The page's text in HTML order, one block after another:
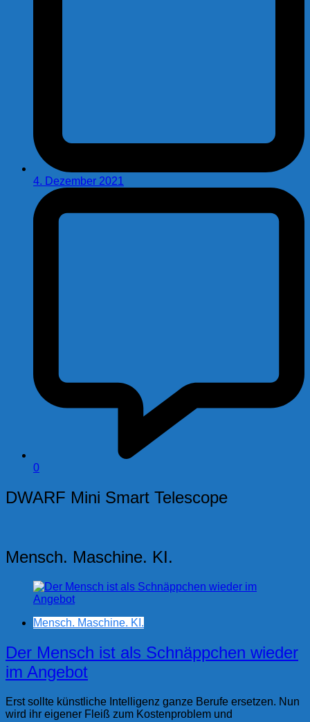
4. Dezember 2021
0
DWARF Mini Smart Telescope
Mensch. Maschine. KI.
Mensch. Maschine. KI.
Der Mensch ist als Schnäppchen wieder
im Angebot
Erst sollte künstliche Intelligenz ganze Berufe ersetzen. Nun
wird ihr eigener Fleiß zum Kostenproblem und